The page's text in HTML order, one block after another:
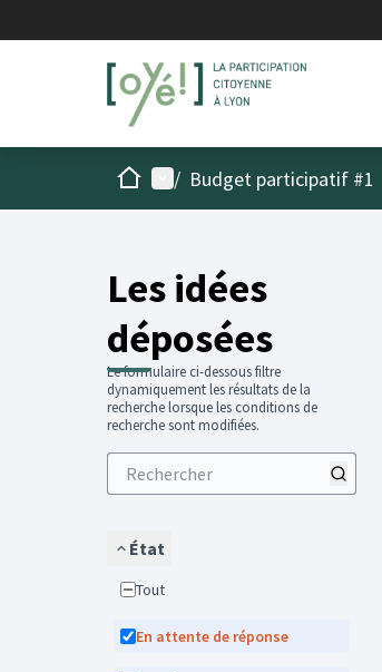
AccueilMenu principal
/ Budget participatif #1
Les idées
déposées
Le formulaire ci-dessous filtre
dynamiquement les résultats de la
recherche lorsque les conditions de
recherche sont modifiées.
État
Tout
En attente de réponse